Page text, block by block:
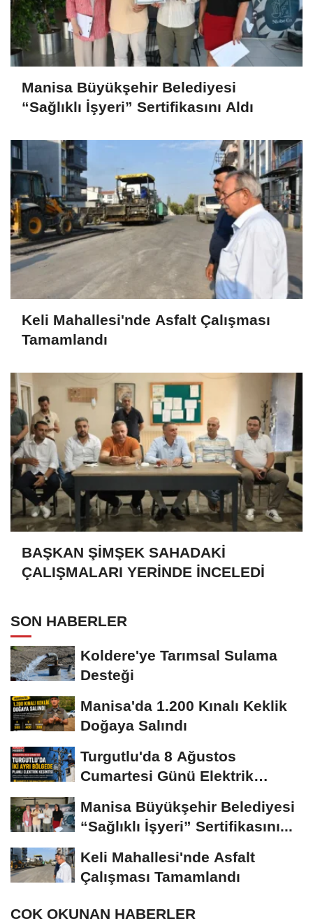
Manisa Büyükşehir Belediyesi
“Sağlıklı İşyeri” Sertifikasını Aldı
Keli Mahallesi'nde Asfalt Çalışması
Tamamlandı
BAŞKAN ŞİMŞEK SAHADAKİ
ÇALIŞMALARI YERİNDE İNCELEDİ
SON HABERLER
Koldere'ye Tarımsal Sulama
Desteği
Manisa'da 1.200 Kınalı Keklik
Doğaya Salındı
Turgutlu'da 8 Ağustos
Cumartesi Günü Elektrik
Manisa Büyükşehir Belediyesi
“Sağlıklı İşyeri” Sertifikasını...
Keli Mahallesi'nde Asfalt
Çalışması Tamamlandı
ÇOK OKUNAN HABERLER